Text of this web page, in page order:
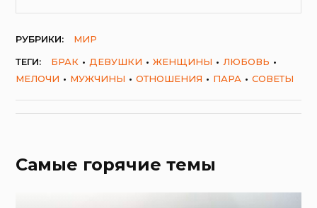
РУБРИКИ:
МИР
ТЕГИ:
БРАК ДЕВУШКИ ЖЕНЩИНЫ
ЛЮБОВЬ
МЕЛОЧИ
МУЖЧИНЫ ОТНОШЕНИЯ ПАРА СОВЕТЫ
Самые горячие темы